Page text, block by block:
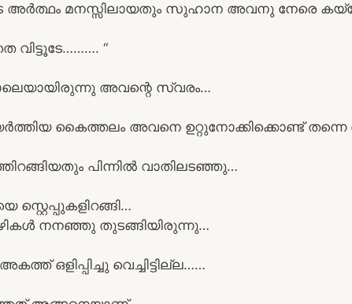
അർത്ഥം മനസ്സിലായതും സുഹാന അവനു നേരെ
വിട്ടൂടേ………. “
അവന്റെ സ്വരം…
കൈത്തലം അവനെ ഉറ്റുനോക്കിക്കൊണ്ട് തന്നെ
പിന്നിൽ വാതിലടഞ്ഞു…
നനഞ്ഞു തുടങ്ങിയിരുന്നു…
ഒളിപ്പിച്ചു വെച്ചിട്ടില്ല……